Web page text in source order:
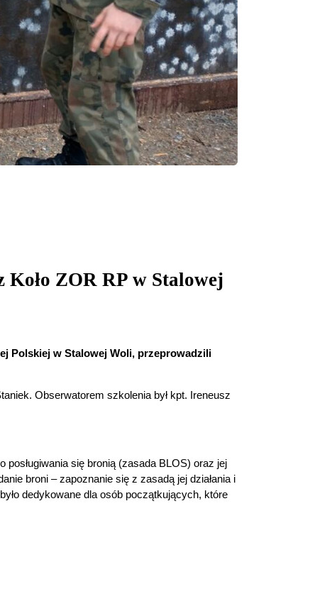
Koło ZOR RP w Stalowej
Polskiej w Stalowej Woli, przeprowadzili
Obserwatorem szkolenia był kpt. Ireneusz
posługiwania się bronią (zasada BLOS) oraz jej
broni – zapoznanie się z zasadą jej działania i
dedykowane dla osób początkujących, które